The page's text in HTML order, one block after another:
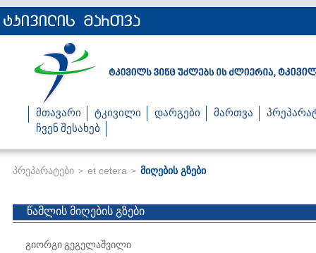
მთავარი ტკივილი დარგები მართვა
ჩვენ შესახებ
პრეპარატები > et cetera > მიღების გზები
წამლის მიღების გზები
გიორგი გეგელაშვილი